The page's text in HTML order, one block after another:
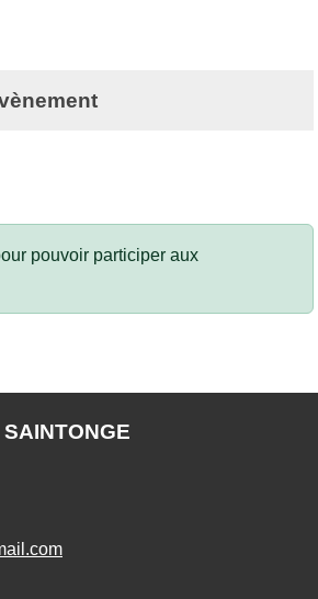
pouvoir participer aux